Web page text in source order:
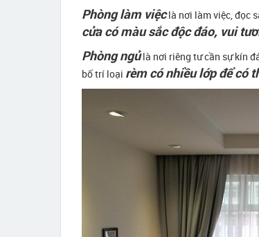
Phòng làm việclà nơi làm việc, đọc
cửa có màu sắc độc đáo, vui
Phòng ngủlà nơi riêng tư cần sự kín
bố trí loại rèm có nhiều lớp để có